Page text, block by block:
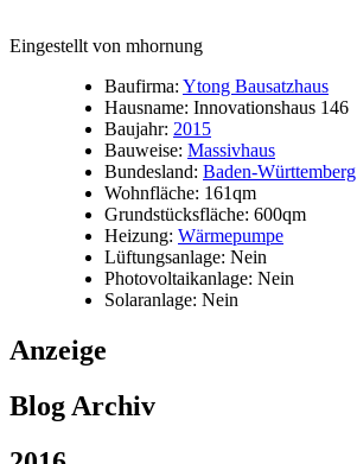
Eingestellt von mhornung
Baufirma: Ytong Bausatzhaus
Hausname: Innovationshaus 146
Baujahr: 2015
Bauweise: Massivhaus
Bundesland: Baden-Württemberg
Wohnfläche: 161qm
Grundstücksfläche: 600qm
Heizung: Wärmepumpe
Lüftungsanlage: Nein
Photovoltaikanlage: Nein
Solaranlage: Nein
Anzeige
Blog Archiv